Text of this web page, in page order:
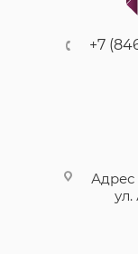
+7
Адрес